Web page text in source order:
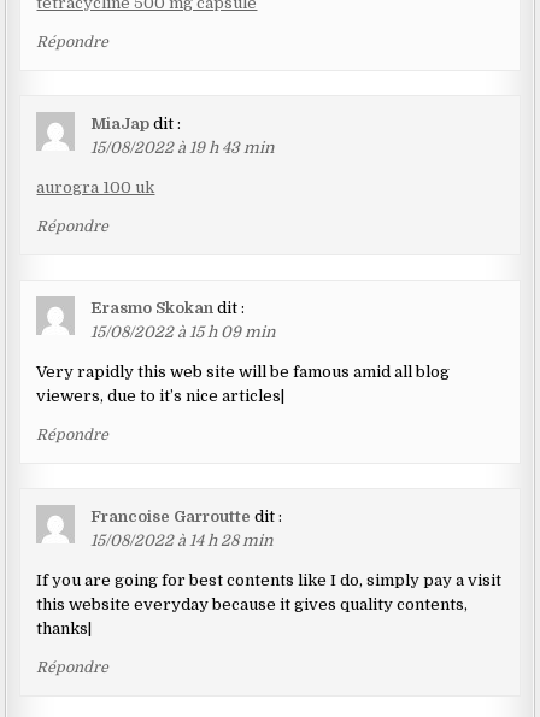
Répondre
MiaJap dit :
15/08/2022 à 19 h 43 min
aurogra 100 uk
Répondre
Erasmo Skokan dit :
15/08/2022 à 15 h 09 min
Very rapidly this web site will be famous amid all blog
viewers, due to it’s nice articles|
Répondre
Francoise Garroutte dit :
15/08/2022 à 14 h 28 min
If you are going for best contents like I do, simply pay a visit
this website everyday because it gives quality contents,
thanks|
Répondre